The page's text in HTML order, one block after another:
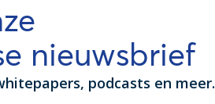
nieuwsbrief
podcasts en meer.